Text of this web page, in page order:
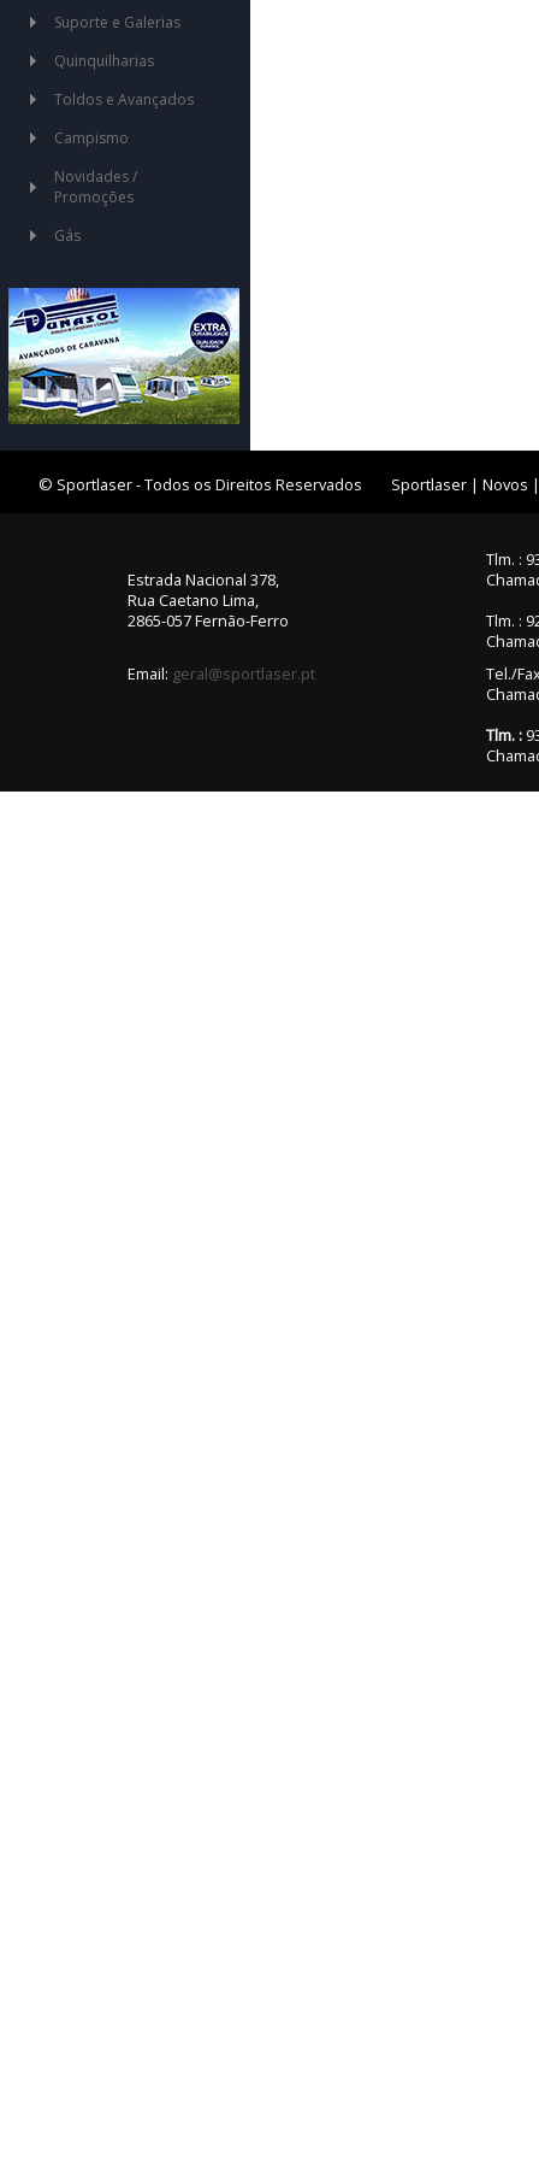
Suporte e Galerias
Quinquilharias
Toldos e Avançados
Campismo
Novidades /
Promoções
Gás
© Sportlaser - Todos os Direitos Reservados Sportlaser |Novos
Estrada Nacional 378,
Rua Caetano Lima,
2865-057 Fernão-Ferro
Email: geral@sportlaser.pt
Tlm. :
Tlm. :
Tel./
Tlm. :